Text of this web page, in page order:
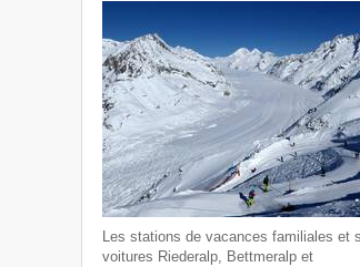
Les stations de vacances familiales et
voitures Riederalp, Bettmeralp et